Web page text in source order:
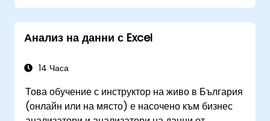
Анализ на данни с Excel
14 Часа
Това обучение с инструктор на живо в България
(онлайн или на място) е насочено към бизнес